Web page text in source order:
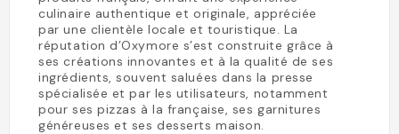
culinaire authentique et originale, appréciée
par une clientèle locale et touristique. La
réputation d’Oxymore s’est construite grâce à
ses créations innovantes et à la qualité de ses
ingrédients, souvent saluées dans la presse
spécialisée et par les utilisateurs, notamment
pour ses pizzas à la française, ses garnitures
généreuses et ses desserts maison.